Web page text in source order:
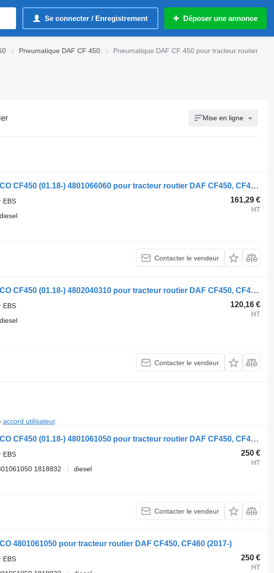
Se connecter / Enregistrement Déposer une annonce
Pneumatique DAF CF 450 Pneumatique DAF CF 450 pour tracteur routier
Mise en ligne
Modulateur EBS WABCO CF450 (01.18-) 4801066060 pour tracteur routier DAF CF450, CF460 (2017-)
161,29 €
HT
EBS
diesel
Contacter le vendeur
Modulateur EBS WABCO CF450 (01.18-) 4802040310 pour tracteur routier DAF CF450, CF460 (2017-)
120,16 €
HT
EBS
diesel
Contacter le vendeur
accord utilisateur.
Modulateur EBS WABCO CF450 (01.18-) 4801061050 pour tracteur routier DAF CF450, CF460 (2017-)
250 €
HT
EBS
1818832
diesel
Contacter le vendeur
4801061050 pour tracteur routier DAF CF450, CF460 (2017-)
250 €
HT
EBS